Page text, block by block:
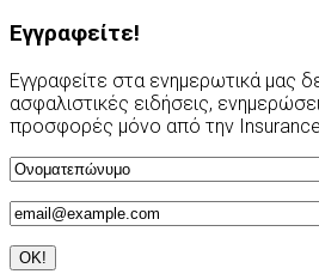
Εγγραφείτε!
Εγγραφείτε στα ενημερωτικά μας
ασφαλιστικές ειδήσεις,
προσφορές μόνο από την